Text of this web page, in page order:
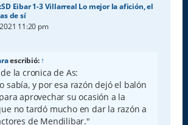
Eibar 1-3 Villarreal Lo mejor la afición, el
de sí
11:20 pm
escribió:↑
la cronica de As:
sabía, y por esa razón dejó el balón
aprovechar su ocasión a la
no tardó mucho en dar la razón a
de Mendilibar."